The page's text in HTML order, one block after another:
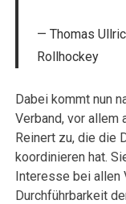
Thomas
Rollhockey
Dabei kommt nun
Verband, vor allem
Reinert zu, die die
koordinieren hat.
Interesse bei allen
Durchführbarkeit